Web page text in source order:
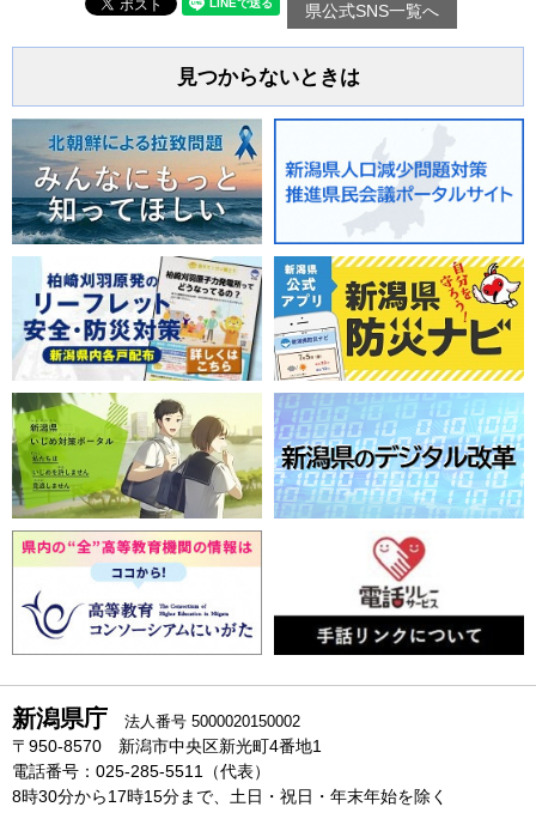
県公式SNS一覧へ
見つからないときは
新潟県庁 法人番号 5000020150002
〒950-8570 新潟市中央区新光町4番地1
電話番号：025-285-5511（代表）
8時30分から17時15分まで、土日・祝日・年末年始を除く